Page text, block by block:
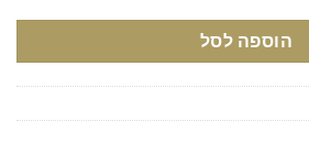
הוספה לסל